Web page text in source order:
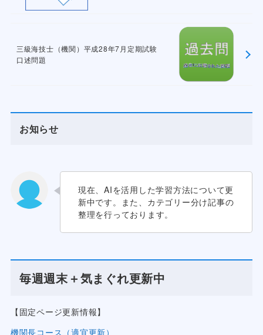
三級海技士（機関）平成28年7月定期試験
口述問題
お知らせ
現在、AIを活用した学習方法について更
新中です。また、カテゴリー分け記事の
整理を行っております。
毎週週末＋気まぐれ更新中
【固定ページ更新情報】
機関長コース（適宜更新）